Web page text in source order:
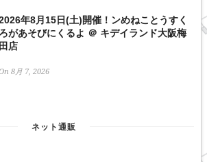
年8月15日(土)開催！ンめねことうすく
ろがあそびにくるよ ＠ キデイランド大阪梅
田店
8月 7, 2026
ネット通販